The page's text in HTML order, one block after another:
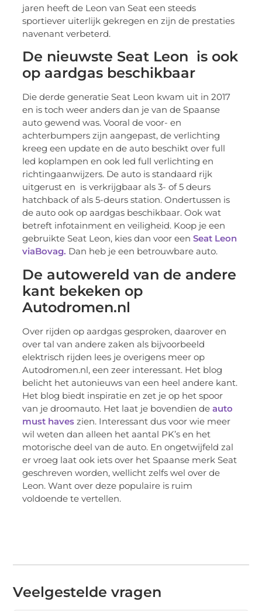
jaren heeft de Leon van Seat een steeds
sportiever uiterlijk gekregen en zijn de prestaties
navenant verbeterd.
De nieuwste Seat Leon is ook
op aardgas beschikbaar
Die derde generatie Seat Leon kwam uit in 2017
en is toch weer anders dan je van de Spaanse
auto gewend was. Vooral de voor- en
achterbumpers zijn aangepast, de verlichting
kreeg een update en de auto beschikt over full
led koplampen en ook led full verlichting en
richtingaanwijzers. De auto is standaard rijk
uitgerust en is verkrijgbaar als 3- of 5 deurs
hatchback of als 5-deurs station. Ondertussen is
de auto ook op aardgas beschikbaar. Ook wat
betreft infotainment en veiligheid. Koop je een
gebruikte Seat Leon, kies dan voor eenSeat Leon
viaBovag. Dan heb je een betrouwbare auto.
De autowereld van de andere
kant bekeken op
Autodromen.nl
Over rijden op aardgas gesproken, daarover en
over tal van andere zaken als bijvoorbeeld
elektrisch rijden lees je overigens meer op
Autodromen.nl, een zeer interessant. Het blog
belicht het autonieuws van een heel andere kant.
Het blog biedt inspiratie en zet je op het spoor
van je droomauto. Het laat je bovendien deauto
must haves zien. Interessant dus voor wie meer
wil weten dan alleen het aantal PK’s en het
motorische deel van de auto. En ongetwijfeld zal
er vroeg laat ook iets over het Spaanse merk Seat
geschreven worden, wellicht zelfs wel over de
Leon. Want over deze populaire is ruim
voldoende te vertellen.
Veelgestelde vragen